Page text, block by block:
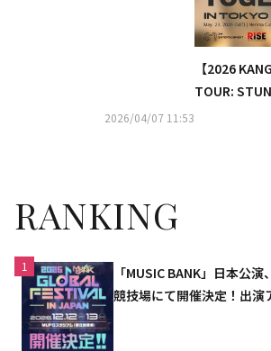
2026/04/07 11:53
【2026
TOUR:
in TOKYO
RANKING
1
「MUSIC BANK」日本公
競技場にて開催決定！出演